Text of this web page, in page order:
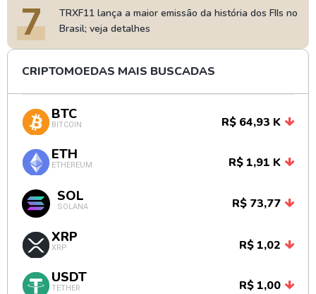
7
TRXF11 lança a maior emissão da história dos FIIs no
Brasil; veja detalhes
CRIPTOMOEDAS MAIS BUSCADAS
BTC
BITCOIN R$ 64,93 K
ETH
ETHEREUM R$ 1,91 K
SOL
SOLANA R$ 73,77
XRP
XRP R$ 1,02
USDT
TETHER R$ 1,00